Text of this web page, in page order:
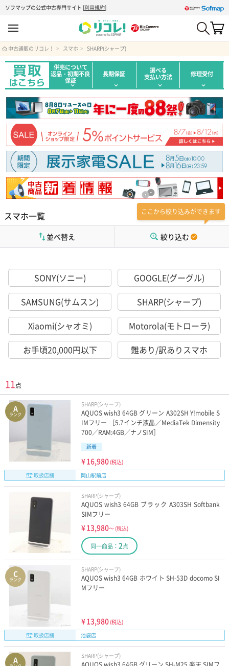
ソフマップの公式中古専門サイト [利用規約]
中古通販のリコレ！ スマホ SHARP(シャープ)
併売について
返品・初期不良
保証
長期保証 選べる
支払い方法 修理受付
スマホ一覧 ここから絞り込みができます
絞り込む
並べ替え
SONY(ソニー)
GOOGLE(グーグル)
SAMSUNG(サムスン)
SHARP(シャープ)
Xiaomi(シャオミ)
Motorola(モトローラ)
お手頃20,000円以下
難あり/訳ありスマホ
11点
A
ランク
SHARP(シャープ)
AQUOS wish3 64GB グリーン A302SH Y!mobile S
IMフリー ［5.7インチ液晶／MediaTek Dimensity
700／RAM:4GB／ナノSIM］
新着
¥16,980 (税込)
取扱店舗
岡山駅前店
SHARP(シャープ)
AQUOS wish3 64GB ブラック A303SH Softbank
SIMフリー
¥13,980～ (税込)
同一商品： 2点
C
ランク
SHARP(シャープ)
AQUOS wish3 64GB ホワイト SH-53D docomo SI
Mフリー
¥13,980 (税込)
取扱店舗
池袋店
A SHARP(シャープ)